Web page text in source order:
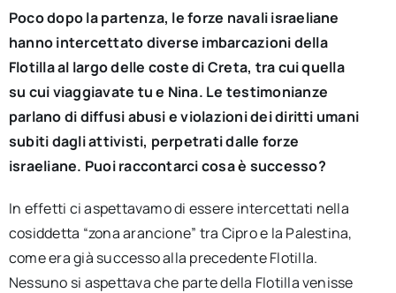
Poco dopo la partenza, le forze navali israeliane
hanno intercettato diverse imbarcazioni della
Flotilla al largo delle coste di Creta, tra cui quella
su cui viaggiavate tu e Nina. Le testimonianze
parlano di diffusi abusi e violazioni dei diritti umani
subiti dagli attivisti, perpetrati dalle forze
israeliane. Puoi raccontarci cosa è successo?
In effetti ci aspettavamo di essere intercettati nella
cosiddetta “zona arancione” tra Cipro e la Palestina,
come era già successo alla precedente Flotilla.
Nessuno si aspettava che parte della Flotilla venisse